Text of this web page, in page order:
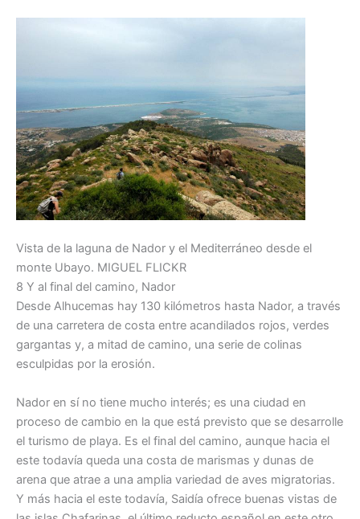
Vista de la laguna de Nador y el Mediterráneo desde el
monte Ubayo. MIGUEL FLICKR
8 Y al final del camino, Nador
Desde Alhucemas hay 130 kilómetros hasta Nador, a través
de una carretera de costa entre acandilados rojos, verdes
gargantas y, a mitad de camino, una serie de colinas
esculpidas por la erosión.
Nador en sí no tiene mucho interés; es una ciudad en
proceso de cambio en la que está previsto que se desarrolle
el turismo de playa. Es el final del camino, aunque hacia el
este todavía queda una costa de marismas y dunas de
arena que atrae a una amplia variedad de aves migratorias.
Y más hacia el este todavía, Saidía ofrece buenas vistas de